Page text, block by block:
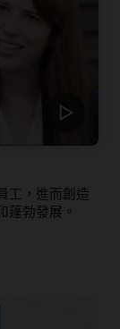
工，進而創造
勃發展。